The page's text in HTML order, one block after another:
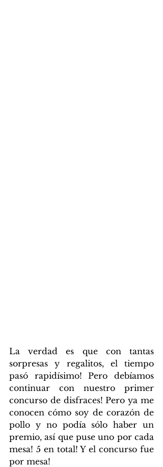
La verdad es que con tantas
sorpresas y regalitos, el tiempo
pasó rapidísimo! Pero debíamos
continuar con nuestro primer
concurso de disfraces! Pero ya me
conocen cómo soy de corazón de
pollo y no podía sólo haber un
premio, así que puse uno por cada
mesa! 5 en total! Y el concurso fue
por mesa!